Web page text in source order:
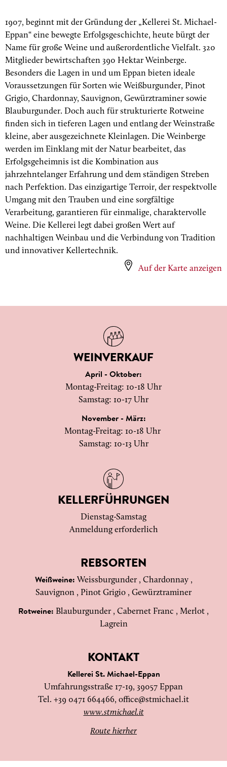
Auf der Karte anzeigen
1907, beginnt mit der Gründung der „Kellerei St. Michael-
Eppan“ eine bewegte Erfolgsgeschichte, heute bürgt der
Name für große Weine und außerordentliche Vielfalt. 320
Mitglieder bewirtschaften 390 Hektar Weinberge.
Besonders die Lagen in und um Eppan bieten ideale
Voraussetzungen für Sorten wie Weißburgunder, Pinot
Grigio, Chardonnay, Sauvignon, Gewürztraminer sowie
Blauburgunder. Doch auch für strukturierte Rotweine
finden sich in tieferen Lagen und entlang der Weinstraße
kleine, aber ausgezeichnete Kleinlagen. Die Weinberge
werden im Einklang mit der Natur bearbeitet, das
Erfolgsgeheimnis ist die Kombination aus
jahrzehntelanger Erfahrung und dem ständigen Streben
nach Perfektion. Das einzigartige Terroir, der respektvolle
Umgang mit den Trauben und eine sorgfältige
Verarbeitung, garantieren für einmalige, charaktervolle
Weine. Die Kellerei legt dabei großen Wert auf
nachhaltigen Weinbau und die Verbindung von Tradition
und innovativer Kellertechnik.
WEINVERKAUF
April - Oktober:
Montag-Freitag: 10-18 Uhr
Samstag: 10-17 Uhr
November - März:
Montag-Freitag: 10-18 Uhr
Samstag: 10-13 Uhr
KELLERFÜHRUNGEN
Dienstag-Samstag
Anmeldung erforderlich
REBSORTEN
Weißweine: Weissburgunder , Chardonnay ,
Sauvignon , Pinot Grigio , Gewürztraminer
Rotweine: Blauburgunder , Cabernet Franc , Merlot ,
Lagrein
KONTAKT
Kellerei St. Michael-Eppan
Umfahrungsstraße 17-19, 39057 Eppan
Tel. +39 0471 664466, office@stmichael.it
www.stmichael.it
Route hierher